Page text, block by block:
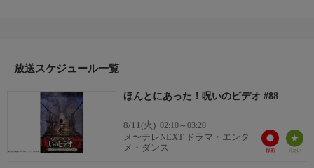
放送スケジュール一覧
ほんとにあった！呪いのビデオ #88
8/11(火) 02:10～03:20
メ〜テレNEXT ドラマ・エンタ
メ・ダンス